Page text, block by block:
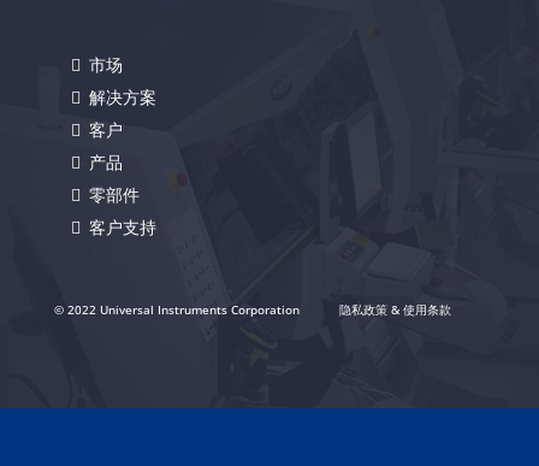
市场
解决方案
客户
产品
零部件
客户支持
© 2022 Universal Instruments Corporation 隐私政策 & 使用条款